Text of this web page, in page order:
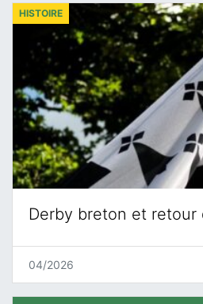
Derby breton et retour
HISTOIRE
04/2026